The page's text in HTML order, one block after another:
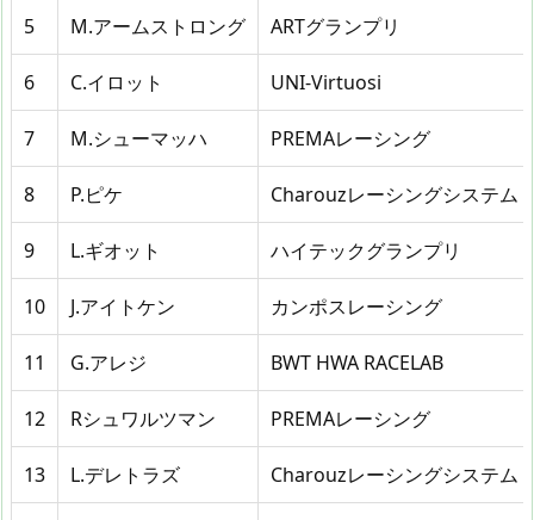
5 M.アームストロング ARTグランプリ
6 C.イロット UNI-Virtuosi
7 M.シューマッハ PREMAレーシング
8 P.ピケ Charouzレーシングシステム
9 L.ギオット ハイテックグランプリ
10 J.アイトケン カンポスレーシング
11 G.アレジ BWT HWA RACELAB
12 Rシュワルツマン PREMAレーシング
13 L.デレトラズ Charouzレーシングシステム